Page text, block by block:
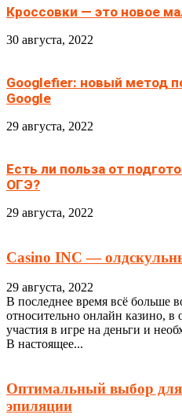
Кроссовки — это новое
30 августа, 2022
Googlefier: новый метод
Google
29 августа, 2022
Есть ли польза от
ОГЭ?
29 августа, 2022
Casino INC —
29 августа, 2022
В последнее время всё больше
относительно онлайн казино, в
участия в игре на деньги и
В настоящее...
Оптимальный выбор
эпиляции